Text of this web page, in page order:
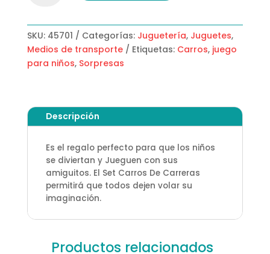
cantidad
SKU: 45701 Categorías: Juguetería, Juguetes,
Medios de transporte
Etiquetas: Carros, juego
para niños, Sorpresas
Descripción
Es el regalo perfecto para que los niños
se diviertan y Jueguen con sus
amiguitos. El Set Carros De Carreras
permitirá que todos dejen volar su
imaginación.
Productos relacionados